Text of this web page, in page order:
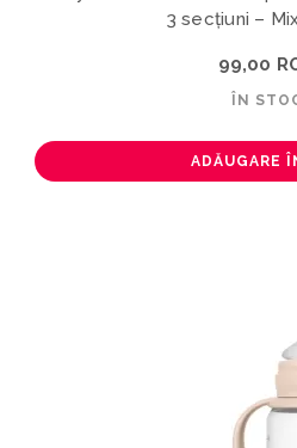
3 secțiuni –
99,00
ÎN
ADĂUGARE